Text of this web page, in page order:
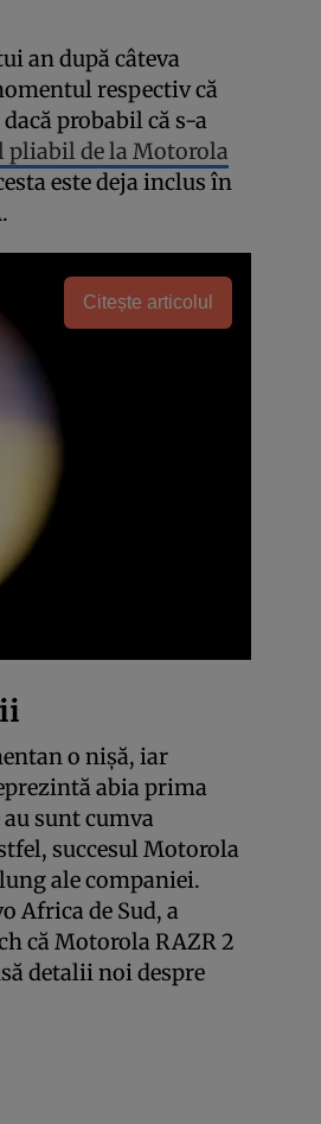
an după câteva
respectiv că
probabil că s-a
pliabil de la Motorola
este deja inclus în
Citește articolul
o nișă, iar
abia prima
au sunt cumva
succesul Motorola
ale companiei.
Africa de Sud, a
că Motorola RAZR 2
detalii noi despre